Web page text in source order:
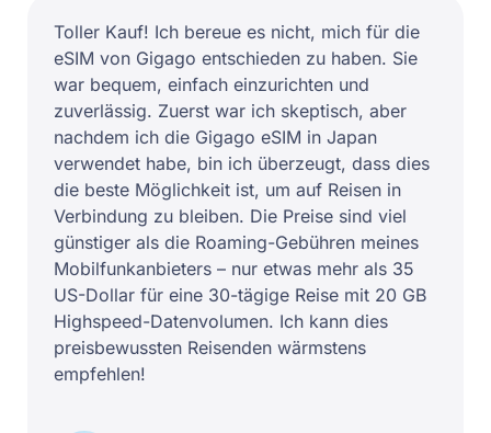
Toller Kauf! Ich bereue es nicht, mich für die
eSIM von Gigago entschieden zu haben. Sie
war bequem, einfach einzurichten und
zuverlässig. Zuerst war ich skeptisch, aber
nachdem ich die Gigago eSIM in Japan
verwendet habe, bin ich überzeugt, dass dies
die beste Möglichkeit ist, um auf Reisen in
Verbindung zu bleiben. Die Preise sind viel
günstiger als die Roaming-Gebühren meines
Mobilfunkanbieters – nur etwas mehr als 35
US-Dollar für eine 30-tägige Reise mit 20 GB
Highspeed-Datenvolumen. Ich kann dies
preisbewussten Reisenden wärmstens
empfehlen!